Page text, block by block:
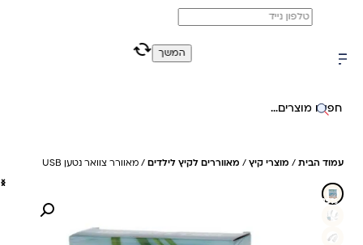
משלוח מהיר חינם בקניה מעל 299 ₪ (למעט ריהוט)
חיפוש באתר
עמוד הבית/מוצרי קיץ/מאווררים לקיץ לילדים/ מאוורר צוואר נטען USB
25%- חיסכון
המשך